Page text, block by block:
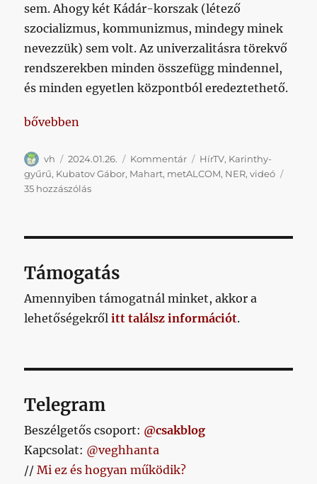
sem. Ahogy két Kádár-korszak (létező
szocializmus, kommunizmus, mindegy minek
nevezzük) sem volt. Az univerzalitásra törekvő
rendszerekben minden összefügg mindennel,
és minden egyetlen központból eredeztethető.
„Kubatov mondataiban nem is a Fradi a lényeg,
bővebben
Szerző
vh Közzétéve
2024.01.26. Kategória
Kommentár Címke
HírTV, Karinthy-
gyűrű, Kubatov Gábor, Mahart, metALCOM, NER,videó
35 hozzászólásKubatov
Fradi
a
lényeg,
az
hozzáállása
című
bejegyzéshez
Támogatás
Amennyiben támogatnál minket, akkor a
lehetőségekrőlitt találsz információt.
Telegram
Beszélgetős csoport: @csakblog
Kapcsolat: @veghhanta
//Mi ez és hogyan működik?